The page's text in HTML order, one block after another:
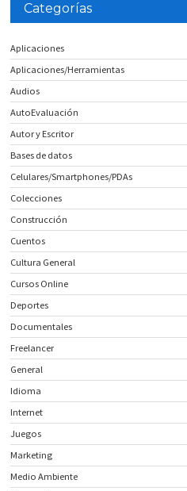
Categorías
Aplicaciones
Aplicaciones/Herramientas
Audios
AutoEvaluación
Autor y Escritor
Bases de datos
Celulares/Smartphones/PDAs
Colecciones
Construcción
Cuentos
Cultura General
Cursos Online
Deportes
Documentales
Freelancer
General
Idioma
Internet
Juegos
Marketing
Medio Ambiente